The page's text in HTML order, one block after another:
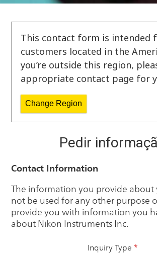
This contact form is intended
customers located in the
you’re outside this region,
appropriate contact page for
Change Region
Pedir